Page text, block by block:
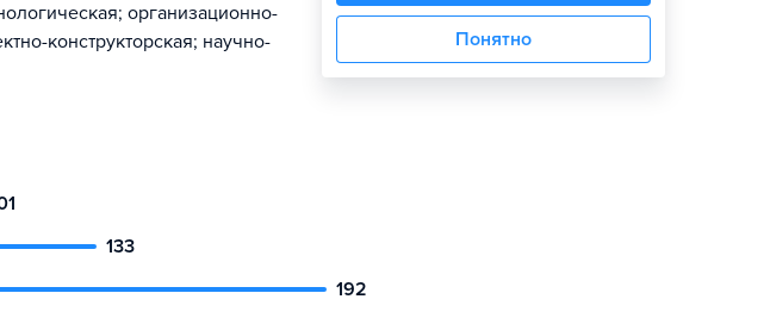
организационно-
конструкторская; научно-
133
192
Понятно